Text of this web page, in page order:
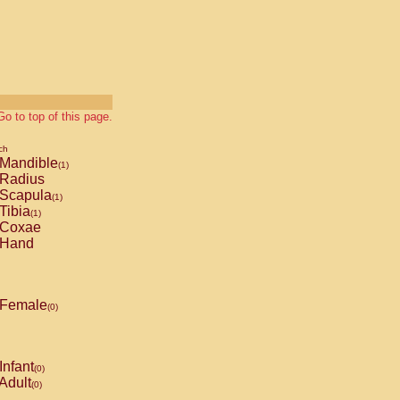
to top of this page.
Mandible(1)
Radius
Scapula(1)
Tibia(1)
Coxae
Hand
Female(0)
Infant(0)
(0)